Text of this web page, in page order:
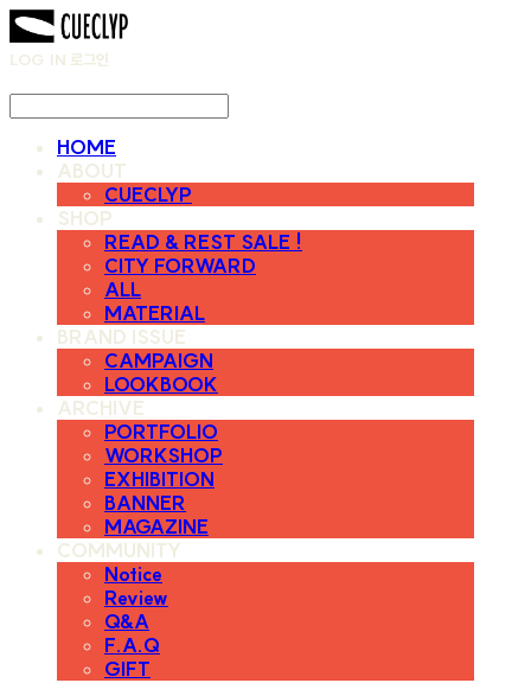
LOG IN 로그인
HOME
ABOUT
CUECLYP
SHOP
READ & REST SALE !
CITY FORWARD
ALL
MATERIAL
BRAND ISSUE
CAMPAIGN
LOOKBOOK
ARCHIVE
PORTFOLIO
WORKSHOP
EXHIBITION
BANNER
MAGAZINE
COMMUNITY
Notice
Review
Q&A
F.A.Q
GIFT